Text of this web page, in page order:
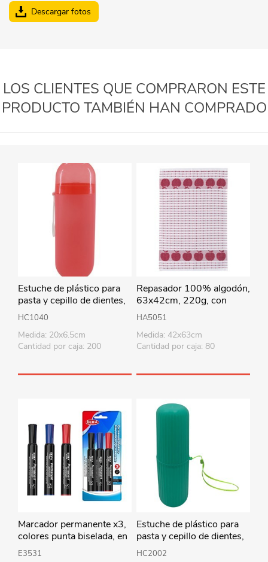
Descargar fotos
LOS CLIENTES QUE COMPRARON ESTE
PRODUCTO TAMBIÉN HAN COMPRADO
Estuche de plástico para
pasta y cepillo de dientes,
en bolsa, varios colores
HC1040
Medida: 20x6.5cm
Cantidad por caja: 200
Repasador 100% algodón,
63x42cm, 220g, con
diseño, Berlina by Teka,
varios colores
HA5051
Medida: 42x63cm
Cantidad por caja: 80
Marcador permanente x3,
colores punta biselada, en
blister BEIFA
E3531
Estuche de plástico para
pasta y cepillo de dientes,
varios colores
HC2002